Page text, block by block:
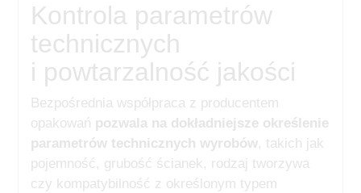
Kontrola parametrów
technicznych
i powtarzalność jakości
Bezpośrednia współpraca z producentem
opakowań pozwala na dokładniejsze określenie
parametrów technicznych wyrobów, takich jak
pojemność, grubość ścianek, rodzaj tworzywa
czy kompatybilność z określonym typem